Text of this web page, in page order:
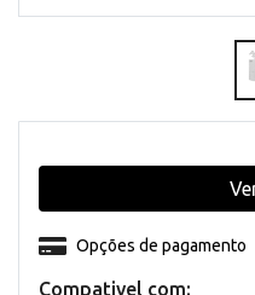
Compativel com:
Opções de pagamento